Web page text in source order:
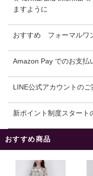
ますように
おすすめ フォーマルワ
Amazon Pay でのお支払
LINE公式アカウントのご
新ポイント制度スタート
おすすめ商品